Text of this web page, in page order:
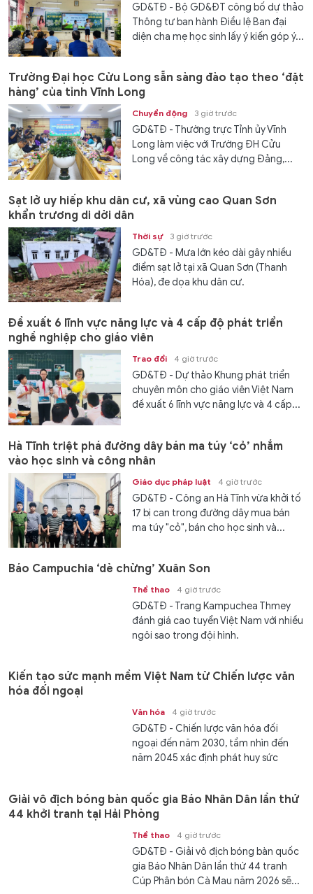
GD&TĐ - Bộ GD&ĐT công bố dự thảo
Thông tư ban hành Điều lệ Ban đại
diện cha mẹ học sinh lấy ý kiến góp ý...
Trường Đại học Cửu Long sẵn sàng đào tạo theo ‘đặt
hàng’ của tỉnh Vĩnh Long
Chuyển động 3 giờ trước
GD&TĐ - Thường trực Tỉnh ủy Vĩnh
Long làm việc với Trường ĐH Cửu
Long về công tác xây dựng Đảng,...
Sạt lở uy hiếp khu dân cư, xã vùng cao Quan Sơn
khẩn trương di dời dân
Thời sự 3 giờ trước
GD&TĐ - Mưa lớn kéo dài gây nhiều
điểm sạt lở tại xã Quan Sơn (Thanh
Hóa), đe dọa khu dân cư.
Đề xuất 6 lĩnh vực năng lực và 4 cấp độ phát triển
nghề nghiệp cho giáo viên
Trao đổi 4 giờ trước
GD&TĐ - Dự thảo Khung phát triển
chuyên môn cho giáo viên Việt Nam
đề xuất 6 lĩnh vực năng lực và 4 cấp...
Hà Tĩnh triệt phá đường dây bán ma túy ‘cỏ’ nhắm
vào học sinh và công nhân
Giáo dục pháp luật 4 giờ trước
GD&TĐ - Công an Hà Tĩnh vừa khởi tố
17 bị can trong đường dây mua bán
ma túy "cỏ", bán cho học sinh và...
Báo Campuchia ‘dè chừng’ Xuân Son
Thể thao 4 giờ trước
GD&TĐ - Trang Kampuchea Thmey
đánh giá cao tuyển Việt Nam với nhiều
ngôi sao trong đội hình.
Kiến tạo sức mạnh mềm Việt Nam từ Chiến lược văn
hóa đối ngoại
Văn hóa 4 giờ trước
GD&TĐ - Chiến lược văn hóa đối
ngoại đến năm 2030, tầm nhìn đến
năm 2045 xác định phát huy sức
Giải vô địch bóng bàn quốc gia Báo Nhân Dân lần thứ
44 khởi tranh tại Hải Phòng
Thể thao 4 giờ trước
GD&TĐ - Giải vô địch bóng bàn quốc
gia Báo Nhân Dân lần thứ 44 tranh
Cúp Phân bón Cà Mau năm 2026 sẽ...